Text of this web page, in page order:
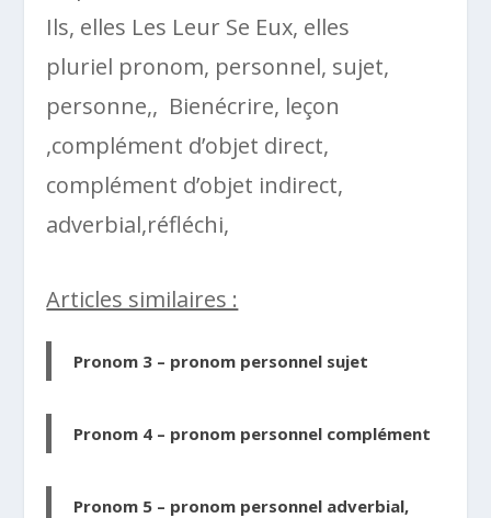
Ils, elles Les Leur Se Eux, elles
pluriel pronom, personnel, sujet,
personne,, Bienécrire, leçon
,complément d’objet direct,
complément d’objet indirect,
adverbial,réfléchi,
Articles similaires :
Pronom 3 – pronom personnel sujet
Pronom 4 – pronom personnel complément
Pronom 5 – pronom personnel adverbial,